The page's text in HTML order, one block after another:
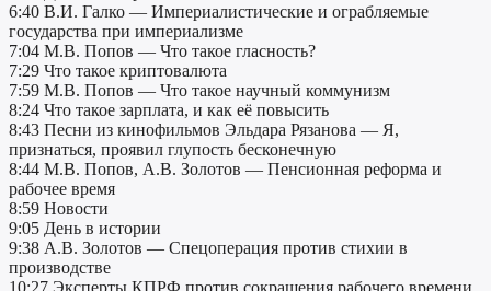
6:40 В.И. Галко — Империалистические и ограбляемые
государства при империализме
7:04 М.В. Попов — Что такое гласность?
7:29 Что такое криптовалюта
7:59 М.В. Попов — Что такое научный коммунизм
8:24 Что такое зарплата, и как её повысить
8:43 Песни из кинофильмов Эльдара Рязанова — Я,
признаться, проявил глупость бесконечную
8:44 М.В. Попов, А.В. Золотов — Пенсионная реформа и
рабочее время
8:59 Новости
9:05 День в истории
9:38 А.В. Золотов — Спецоперация против стихии в
производстве